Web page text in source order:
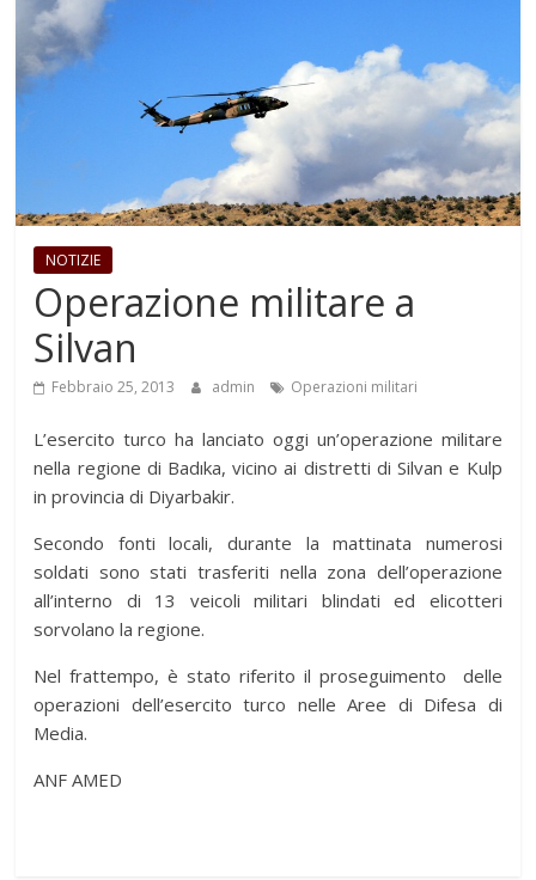
NOTIZIE
Operazione militare a
Silvan
Febbraio 25, 2013 admin Operazioni militari
L’esercito turco ha lanciato oggi un’operazione militare
nella regione di Badıka, vicino ai distretti di Silvan e Kulp
in provincia di Diyarbakir.
Secondo fonti locali, durante la mattinata numerosi
soldati sono stati trasferiti nella zona dell’operazione
all’interno di 13 veicoli militari blindati ed elicotteri
sorvolano la regione.
Nel frattempo, è stato riferito il proseguimento delle
operazioni dell’esercito turco nelle Aree di Difesa di
Media.
ANF AMED